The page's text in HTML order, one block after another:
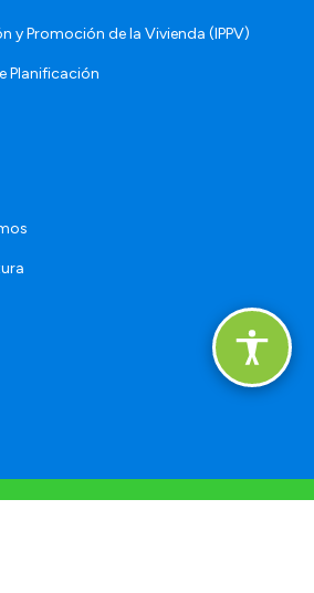
y Promoción de la Vivienda (IPPV)
Planificación